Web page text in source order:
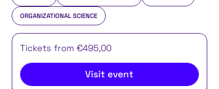
ORGANIZATIONAL SCIENCE
Tickets from €495,00
Visit event